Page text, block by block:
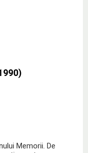
Memorii. De